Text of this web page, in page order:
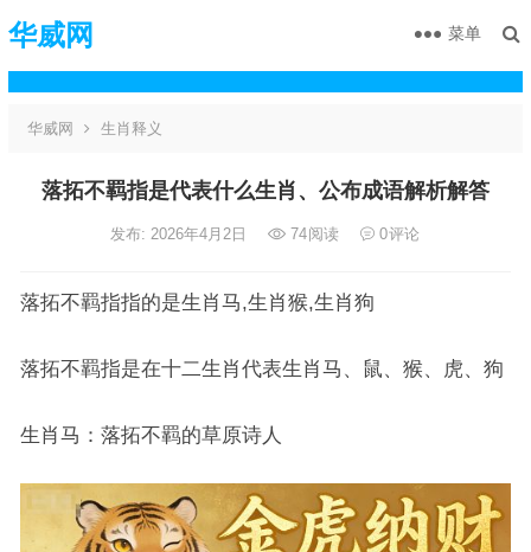
华威网 菜单
华威网 生肖释义
落拓不羁指是代表什么生肖、公布成语解析解答
发布: 2026年4月2日 74阅读 0评论
落拓不羁指指的是生肖马,生肖猴,生肖狗
落拓不羁指是在十二生肖代表生肖马、鼠、猴、虎、狗
生肖马：落拓不羁的草原诗人